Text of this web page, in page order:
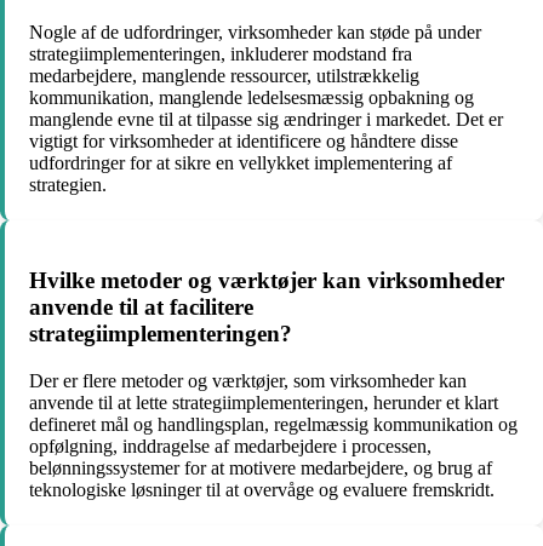
Nogle af de udfordringer, virksomheder kan støde på under
strategiimplementeringen, inkluderer modstand fra
medarbejdere, manglende ressourcer, utilstrækkelig
kommunikation, manglende ledelsesmæssig opbakning og
manglende evne til at tilpasse sig ændringer i markedet. Det er
vigtigt for virksomheder at identificere og håndtere disse
udfordringer for at sikre en vellykket implementering af
strategien.
Hvilke metoder og værktøjer kan virksomheder
anvende til at facilitere
strategiimplementeringen?
Der er flere metoder og værktøjer, som virksomheder kan
anvende til at lette strategiimplementeringen, herunder et klart
defineret mål og handlingsplan, regelmæssig kommunikation og
opfølgning, inddragelse af medarbejdere i processen,
belønningssystemer for at motivere medarbejdere, og brug af
teknologiske løsninger til at overvåge og evaluere fremskridt.